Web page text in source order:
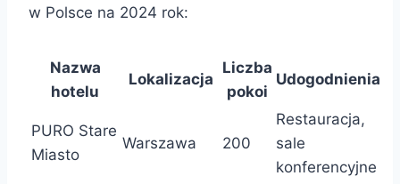
w Polsce na 2024 rok:
Nazwa
hotelu
Lokalizacja
Liczba
pokoi
Udogodnienia
PURO Stare
Miasto
Warszawa 200
Restauracja,
sale
konferencyjne